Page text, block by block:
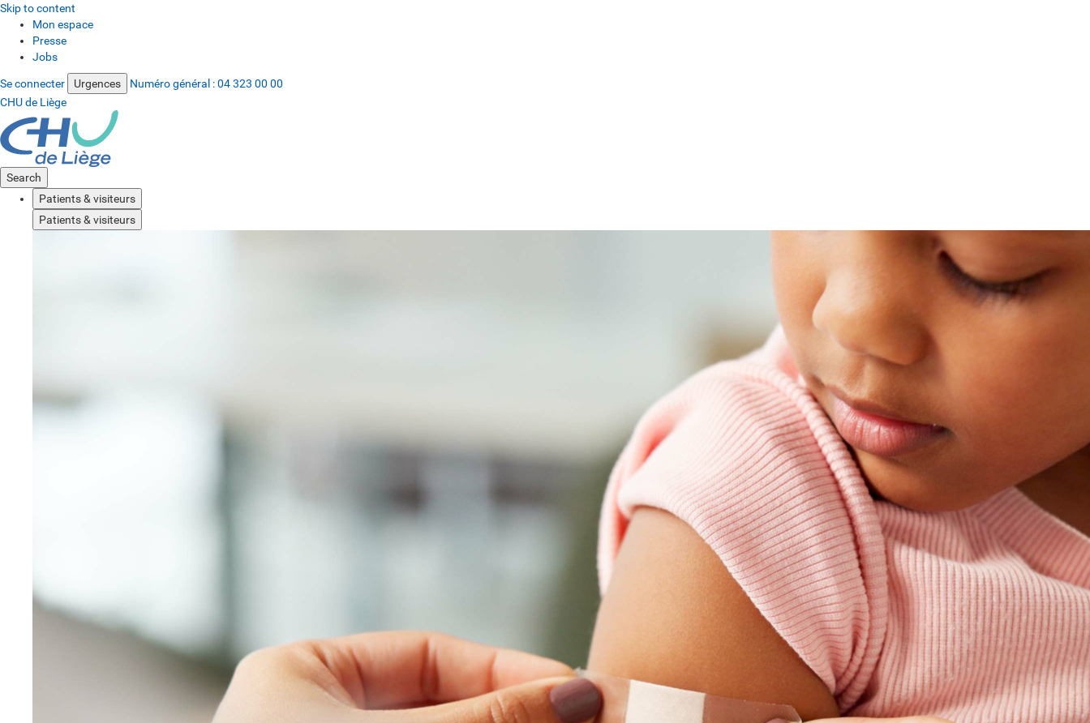
Skip to content
Mon espace
Presse
Jobs
Se connecter Urgences Numéro général :04 323 00 00
CHU de Liège
Search
Patients & visiteurs
Patients & visiteurs